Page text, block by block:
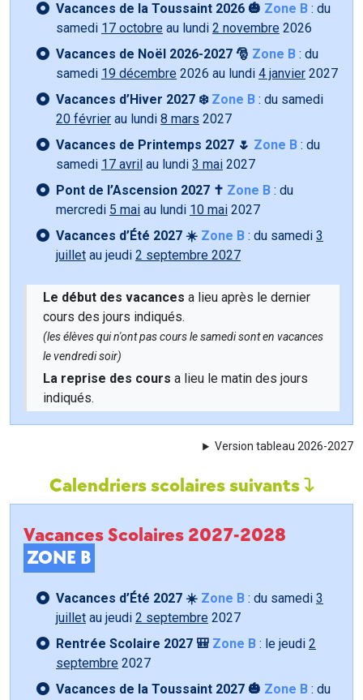
Vacances de la Toussaint 2026 🎃 Zone B : du
samedi 17 octobre au lundi 2 novembre 2026
Vacances de Noël 2026-2027 🎅 Zone B : du
samedi 19 décembre 2026 au lundi 4 janvier 2027
Vacances d’Hiver 2027 ❄️ Zone B : du samedi
20 février au lundi 8 mars 2027
Vacances de Printemps 2027 🌷 Zone B : du
samedi 17 avril au lundi 3 mai 2027
Pont de l’Ascension 2027 ✝️ Zone B : du
mercredi 5 mai au lundi 10 mai 2027
Vacances d’Été 2027 ☀️ Zone B : du samedi 3
juillet au jeudi 2 septembre 2027
Le début des vacances a lieu après le dernier
cours des jours indiqués.
(les élèves qui n'ont pas cours le samedi sont en vacances
le vendredi soir)
La reprise des cours a lieu le matin des jours
indiqués.
Version tableau 2026-2027
Calendriers scolaires suivants
Vacances Scolaires 2027-2028
ZONE B
Vacances d’Été 2027 ☀️ Zone B : du samedi 3
juillet au jeudi 2 septembre 2027
Rentrée Scolaire 2027 🎒 Zone B : le jeudi 2
septembre 2027
Vacances de la Toussaint 2027 🎃 Zone B : du